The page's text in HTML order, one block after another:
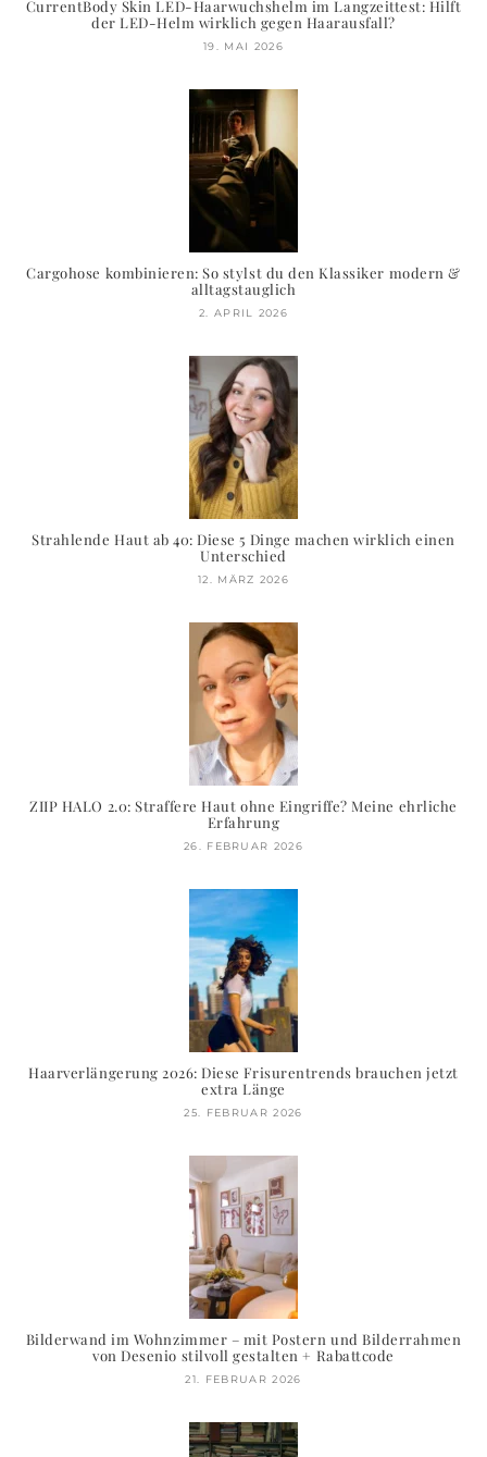
CurrentBody Skin LED-Haarwuchshelm im Langzeittest: Hilft
der LED-Helm wirklich gegen Haarausfall?
19. MAI 2026
Cargohose kombinieren: So stylst du den Klassiker modern &
alltagstauglich
2. APRIL 2026
Strahlende Haut ab 40: Diese 5 Dinge machen wirklich einen
Unterschied
12. MÄRZ 2026
ZIIP HALO 2.0: Straffere Haut ohne Eingriffe? Meine ehrliche
Erfahrung
26. FEBRUAR 2026
Haarverlängerung 2026: Diese Frisurentrends brauchen jetzt
extra Länge
25. FEBRUAR 2026
Bilderwand im Wohnzimmer – mit Postern und Bilderrahmen
von Desenio stilvoll gestalten + Rabattcode
21. FEBRUAR 2026